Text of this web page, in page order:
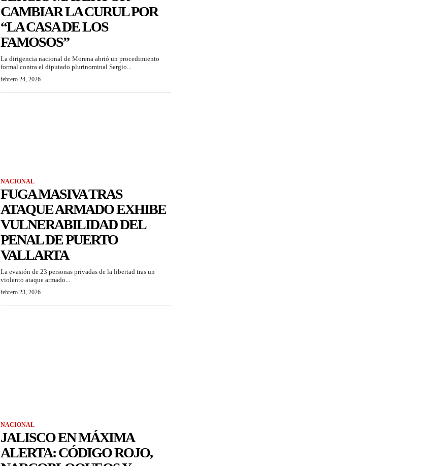
CAMBIAR LA CURUL POR
“LA CASA DE LOS
FAMOSOS”
La dirigencia nacional de Morena abrió un procedimiento
formal contra el diputado plurinominal Sergio...
febrero 24, 2026
NACIONAL
FUGA MASIVA TRAS
ATAQUE ARMADO EXHIBE
VULNERABILIDAD DEL
PENAL DE PUERTO
VALLARTA
La evasión de 23 personas privadas de la libertad tras un
violento ataque armado...
febrero 23, 2026
NACIONAL
JALISCO EN MÁXIMA
ALERTA: CÓDIGO ROJO,